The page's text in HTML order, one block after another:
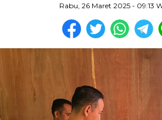
Rabu, 26 Maret 2025 - 09:13